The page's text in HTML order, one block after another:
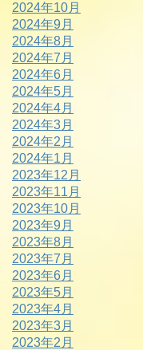
2024年10月
2024年9月
2024年8月
2024年7月
2024年6月
2024年5月
2024年4月
2024年3月
2024年2月
2024年1月
2023年12月
2023年11月
2023年10月
2023年9月
2023年8月
2023年7月
2023年6月
2023年5月
2023年4月
2023年3月
2023年2月